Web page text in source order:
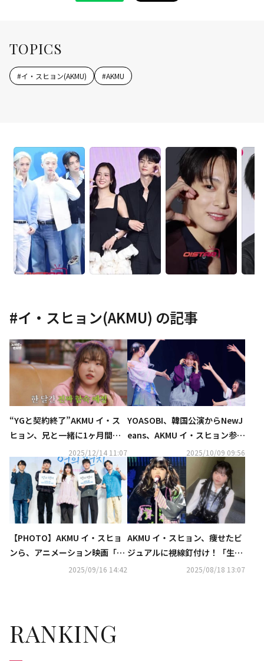
TOPICS
#イ・スヒョン(AKMU) #AKMU
#イ・スヒョン(AKMU) の記事
“YGと契約終了”AKMU イ・ス
ヒョン、兄と一緒に1ヶ月間の
合宿？「精神改造へ」（動画あ
り）
2025/12/14 11:07
YOASOBI、韓国公演からNewJ
eans、AKMU イ・スヒョン参加
のライブ映像をYouTubeで公開
2025/10/09 09:56
【PHOTO】AKMU イ・スヒョ
ンら、アニメーション映画「縁
の手紙」メディア試写会に出席
2025/09/16 14:42
AKMU イ・スヒョン、痩せたビ
ジュアルに視線釘付け！「生ま
れてから1番健康」2025/08/18 13:07
RANKING